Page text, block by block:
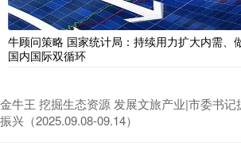
牛顾问策略 国家统计局：持续用力扩大内需、
国内国际双循环
金牛王 挖掘生态资源 发展文旅产业|市委书记
振兴（2025.09.08-09.14）